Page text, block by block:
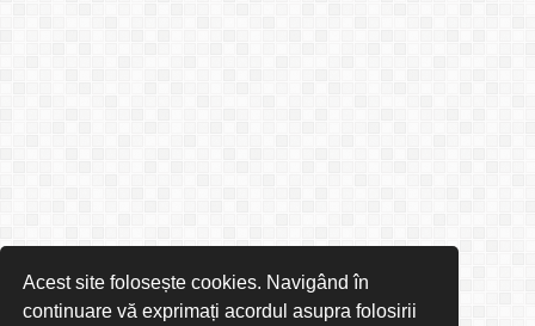
Acest site folosește cookies. Navigând în
continuare vă exprimați acordul asupra folosirii